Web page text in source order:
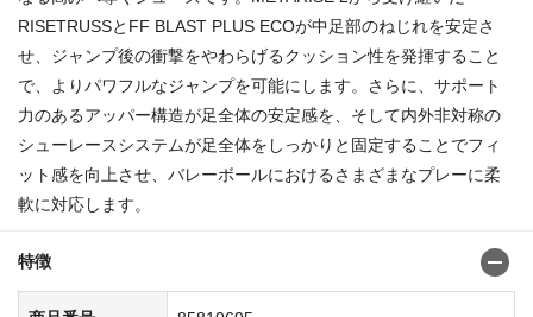
RISETRUSSとFF BLAST PLUS ECOが中足部のねじれを安定さ
せ、ジャンプ後の衝撃をやわらげるクッション性を発揮すること
で、よりパワフルなジャンプを可能にします。さらに、サポート
力のあるアッパー構造が足全体の安定感を、そして内外非対称の
シューレースシステムが足全体をしっかりと固定することでフィ
ット感を向上させ、バレーボールにおけるさまざまなプレーに柔
軟に対応します。
特徴